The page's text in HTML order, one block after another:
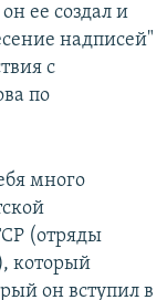
ее создал и
надписей"
с
по
много
(отряды
который
он вступил в